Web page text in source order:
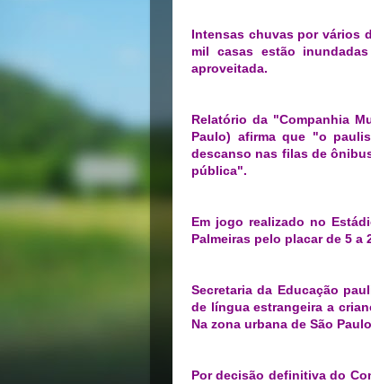
Intensas chuvas por vários
mil casas estão
aproveitada.
Relatório da "Companhia
Paulo) afirma que "o
descanso nas filas de
pública".
Em jogo realizado no
Palmeiras pelo placar de 5 a
Secretaria da Educação
de língua estrangeira a
Na zona urbana de São
Por decisão definitiva do